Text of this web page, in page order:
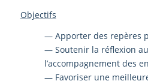
Objectifs
— Apporter des repères
— Soutenir la réflexion
l’accompagnement des
— Favoriser une